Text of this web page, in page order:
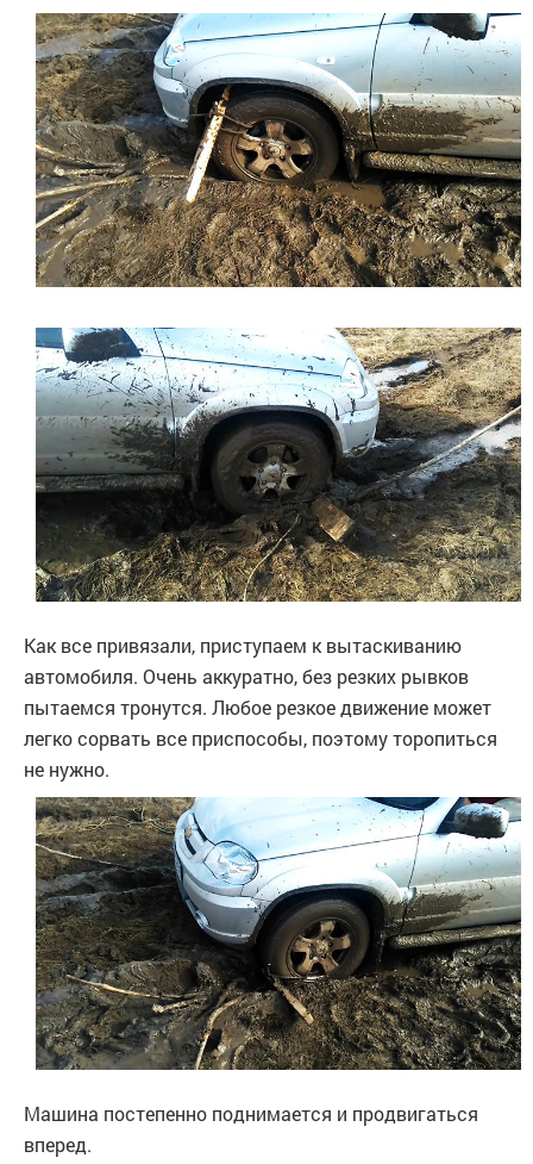
Как все привязали, приступаем к вытаскиванию
автомобиля. Очень аккуратно, без резких рывков
пытаемся тронутся. Любое резкое движение может
легко сорвать все приспособы, поэтому торопиться
не нужно.
Машина постепенно поднимается и продвигаться
вперед.